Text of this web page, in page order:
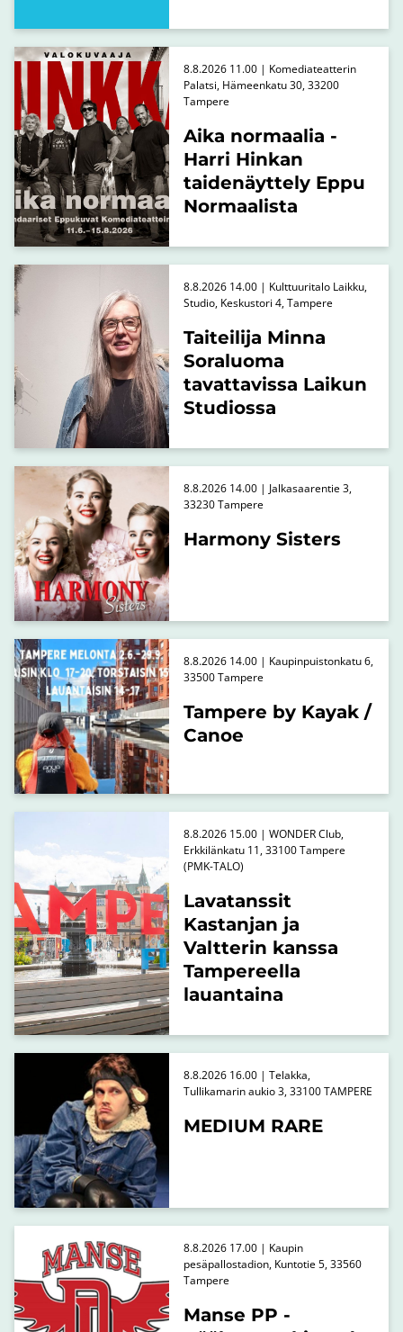
Aika normaalia -
Harri Hinkan
taidenäyttely Eppu
Normaalista
8.8.2026 11.00 | Komediateatterin
Palatsi, Hämeenkatu 30, 33200
Tampere
Taiteilija Minna
Soraluoma
tavattavissa Laikun
Studiossa
8.8.2026 14.00 | Kulttuuritalo Laikku,
Studio, Keskustori 4, Tampere
Harmony Sisters
8.8.2026 14.00 | Jalkasaarentie 3,
33230 Tampere
Tampere by Kayak /
Canoe
8.8.2026 14.00 | Kaupinpuistonkatu 6,
33500 Tampere
Lavatanssit
Kastanjan ja
Valtterin kanssa
Tampereella
lauantaina
8.8.2026 15.00 | WONDER Club,
Erkkilänkatu 11, 33100 Tampere
(PMK-TALO)
MEDIUM RARE
8.8.2026 16.00 | Telakka,
Tullikamarin aukio 3, 33100 TAMPERE
Manse PP -
8.8.2026 17.00 | Kaupin
pesäpallostadion, Kuntotie 5, 33560
Tampere